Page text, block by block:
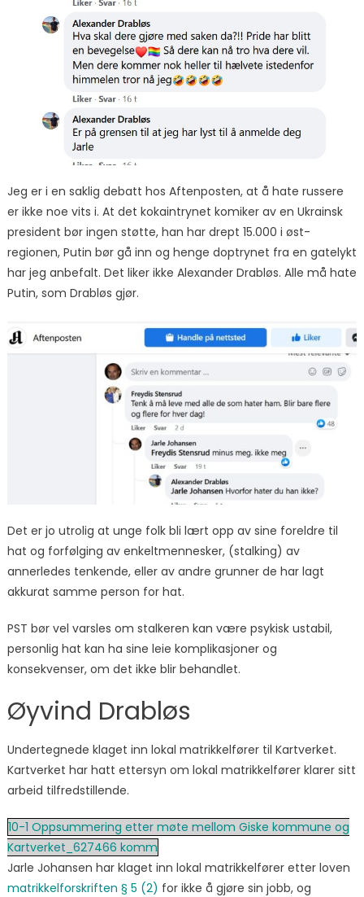
Jeg er i en saklig debatt hos Aftenposten, at å hate russere
er ikke noe vits i. At det kokaintrynet komiker av en Ukrainsk
president bør ingen støtte, han har drept 15.000 i øst-
regionen, Putin bør gå inn og henge doptrynet fra en gatelykt
har jeg anbefalt. Det liker ikke Alexander Drabløs. Alle må hate
Putin, som Drabløs gjør.
Det er jo utrolig at unge folk bli lært opp av sine foreldre til
hat og forfølging av enkeltmennesker, (stalking) av
annerledes tenkende, eller av andre grunner de har lagt
akkurat samme person for hat.
PST bør vel varsles om stalkeren kan være psykisk ustabil,
personlig hat kan ha sine leie komplikasjoner og
konsekvenser, om det ikke blir behandlet.
Øyvind Drabløs
Undertegnede klaget inn lokal matrikkelfører til Kartverket.
Kartverket har hatt ettersyn om lokal matrikkelfører klarer sitt
arbeid tilfredstillende.
10-1 Oppsummering etter møte mellom Giske kommune og
Kartverket_627466 komm
Jarle Johansen har klaget inn lokal matrikkelfører etter loven
matrikkelforskriften § 5 (2) for ikke å gjøre sin jobb, og